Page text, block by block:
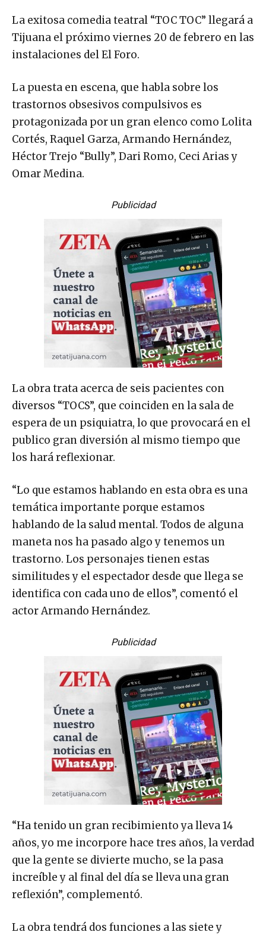
La exitosa comedia teatral “TOC TOC” llegará a
Tijuana el próximo viernes 20 de febrero en las
instalaciones del El Foro.
La puesta en escena, que habla sobre los
trastornos obsesivos compulsivos es
protagonizada por un gran elenco como Lolita
Cortés, Raquel Garza, Armando Hernández,
Héctor Trejo “Bully”, Dari Romo, Ceci Arias y
Omar Medina.
Publicidad
La obra trata acerca de seis pacientes con
diversos “TOCS”, que coinciden en la sala de
espera de un psiquiatra, lo que provocará en el
publico gran diversión al mismo tiempo que
los hará reflexionar.
“Lo que estamos hablando en esta obra es una
temática importante porque estamos
hablando de la salud mental. Todos de alguna
maneta nos ha pasado algo y tenemos un
trastorno. Los personajes tienen estas
similitudes y el espectador desde que llega se
identifica con cada uno de ellos”, comentó el
actor Armando Hernández.
Publicidad
“Ha tenido un gran recibimiento ya lleva 14
años, yo me incorpore hace tres años, la verdad
que la gente se divierte mucho, se la pasa
increíble y al final del día se lleva una gran
reflexión”, complementó.
La obra tendrá dos funciones a las siete y